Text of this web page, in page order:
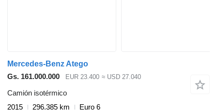
Mercedes-Benz Atego
Gs. 161.000.000
EUR 23.400 ≈ USD 27.040
Camión isotérmico
2015
296.385 km
Euro 6